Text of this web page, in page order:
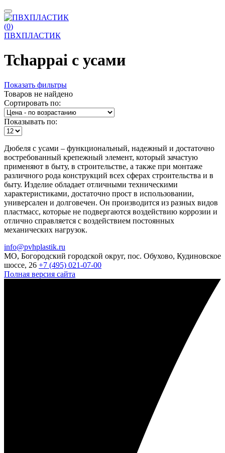
(0)
ПВХПЛАСТИК
Tchappai с усами
Показать фильтры
Товаров не найдено
Сортировать по:
Показывать по:
Дюбеля с усами – функциональный, надежный и достаточно
востребованный крепежный элемент, который зачастую
применяют в быту, в строительстве, а также при монтаже
различного рода конструкций всех сферах строительства и в
быту. Изделие обладает отличными техническими
характеристиками, достаточно прост в использовании,
универсален и долговечен. Он производится из разных видов
пластмасс, которые не подвергаются воздействию коррозии и
отлично справляется с воздействием постоянных
механических нагрузок.
info@pvhplastik.ru
МО, Богородский городской округ, пос. Обухово, Кудиновское
шоссе, 26 +7 (495) 021-07-00
Полная версия сайта